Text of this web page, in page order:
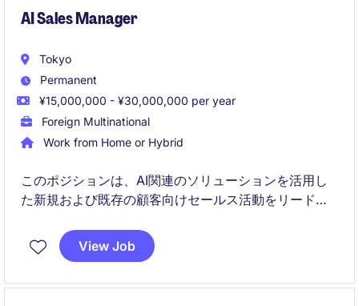
AI Sales Manager
Tokyo
Permanent
¥15,000,000 - ¥30,000,000 per year
Foreign Multinational
Work from Home or Hybrid
このポジションは、AI関連のソリューションを活用し
た新規および既存の顧客向けセールス活動をリードす
革新的な提案力と成果を重視する方に最適なポジショ
ンです。
View Job